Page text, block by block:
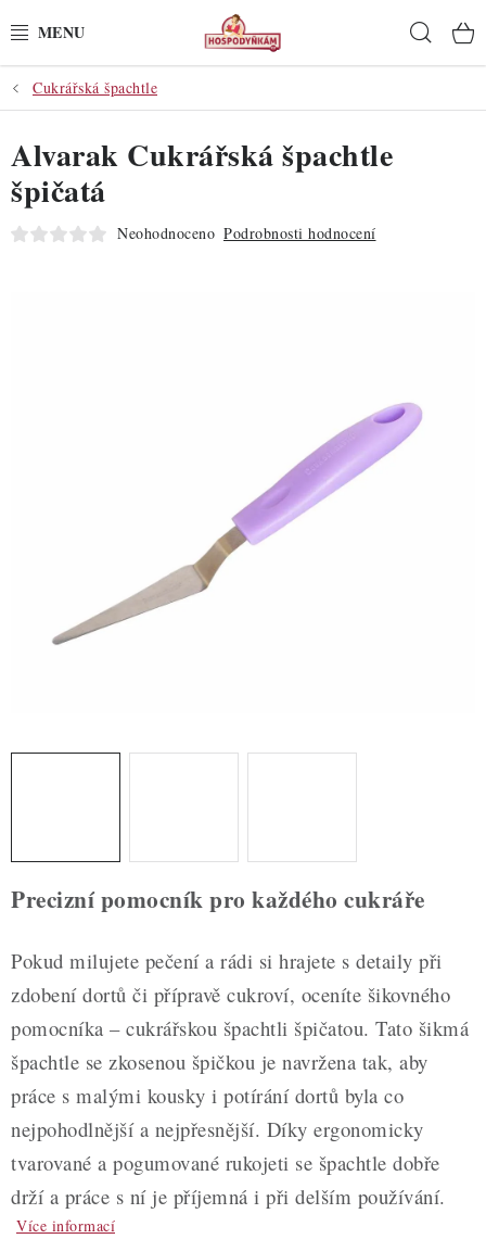
na
POTŘEBY
POMŮCKY
SUROVINY
TÉMATICKÉ PRODUKTY
Hodnocení obchodu
Blog
Moje objednávka
Podmínky ochrany osobních údajů
Cukrářská špachtle
Precizní pomocník pro každého cukráře
Pokud milujete pečení a rádi si hrajete s detaily při
zdobení dortů či přípravě cukroví, oceníte šikovného
pomocníka – cukrářskou špachtli špičatou. Tato šikmá
špachtle se zkosenou špičkou je navržena tak, aby
práce s malými kousky i potírání dortů byla co
nejpohodlnější a nejpřesnější. Díky ergonomicky
tvarované a pogumované rukojeti se špachtle dobře
drží a práce s ní je příjemná i při delším používání.
Více informací
Alvarak Cukrářská špachtle
špičatá
Neohodnoceno Podrobnosti hodnocení